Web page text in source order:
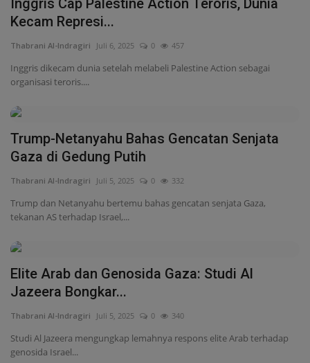
Trump-Netanyahu Bahas Gencatan Senjata
Gaza di Gedung Putih
Thabrani Al-Indragiri Juli 5, 2025 0 332
Trump dan Netanyahu bertemu bahas gencatan senjata Gaza,
tekanan AS terhadap Israel,...
Elite Arab dan Genosida Gaza: Studi Al
Jazeera Bongkar...
Thabrani Al-Indragiri Juli 5, 2025 0 340
Studi Al Jazeera mengungkap lemahnya respons elite Arab terhadap
genosida Israel...
Hamas Setuju Gencatan Senjata 60 Hari di
Gaza
Thabrani Al-Indragiri Juli 5, 2025 0 228
Hamas setuju proposal gencatan senjata 60 hari dengan Israel di Gaza.
Kesepakatan...